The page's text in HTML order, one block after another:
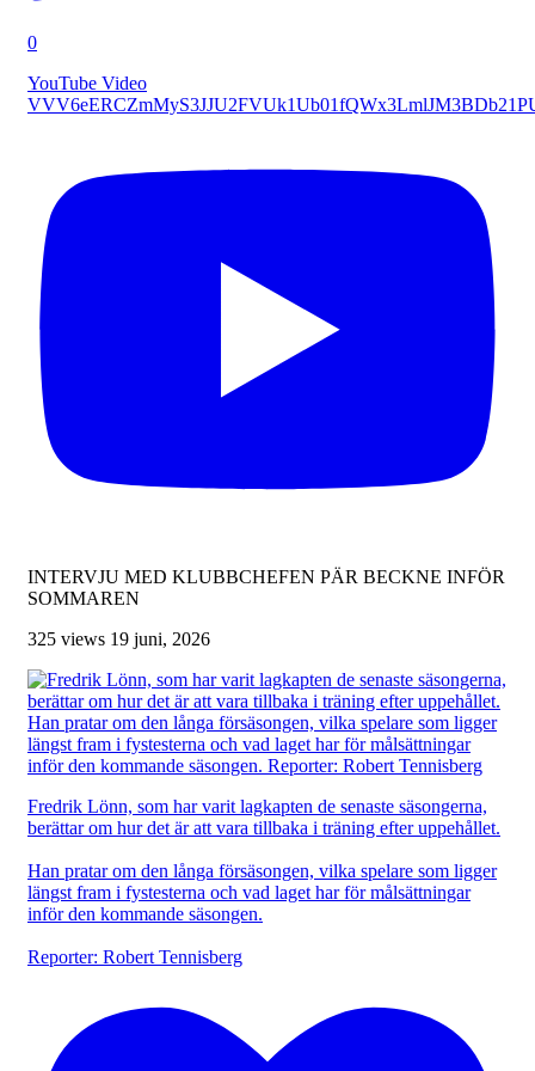
0
YouTube Video
INTERVJU MED KLUBBCHEFEN PÄR BECKNE INFÖR
SOMMAREN
325 views 19 juni, 2026
Fredrik Lönn, som har varit lagkapten de senaste säsongerna,
berättar om hur det är att vara tillbaka i träning efter uppehållet.
Han pratar om den långa försäsongen, vilka spelare som ligger
längst fram i fystesterna och vad laget har för målsättningar
inför den kommande säsongen.
Reporter: Robert Tennisberg